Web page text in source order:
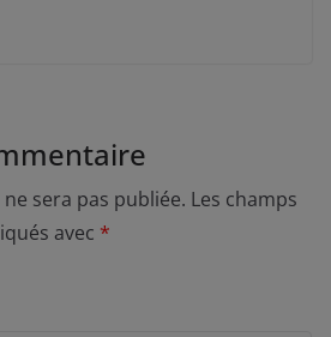
sera pas publiée. Les champs
avec *